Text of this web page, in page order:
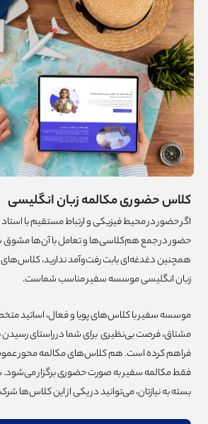
کلاس حضوری مکالمه زبان انگلیسی
اگر حضور در محیط فیزیکی و ارتباط مستقیم با استاد
حضور در جمع هم‌کلاسی‌ها و تعامل با آن‌ها مشوق
همچنین دغدغه‌ای بابت رفت‌وآمد ندارید،
زبان انگلیسی موسسه سفیر مناسب شماست.
موسسه سفیر با کلاس‌های پویا و فعال، اساتید
مشتاق، فرصت بی‌نظیری برای شما در راستای
فراهم کرده است. هم کلاس‌های مکالمه‌ محور
فقط مکالمه سفیر به صورت حضوری برگزار
بسته به نیازتان، می‌توانید در یکی از این کلاس‌ها